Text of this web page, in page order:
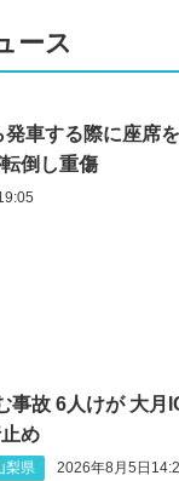
ース
車する際に座席
倒し重傷
事故 6人けが 大月
め
梨県 2026年8月5日